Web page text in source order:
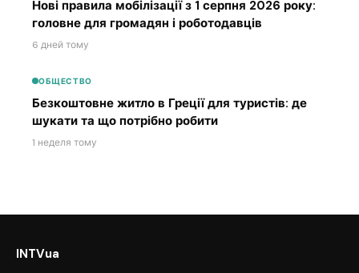
Нові правила мобілізації з 1 серпня 2026 року:
головне для громадян і роботодавців
6 дней тому
ОБЩЕСТВО
Безкоштовне житло в Греції для туристів: де
шукати та що потрібно робити
1 неделя тому
INTVua